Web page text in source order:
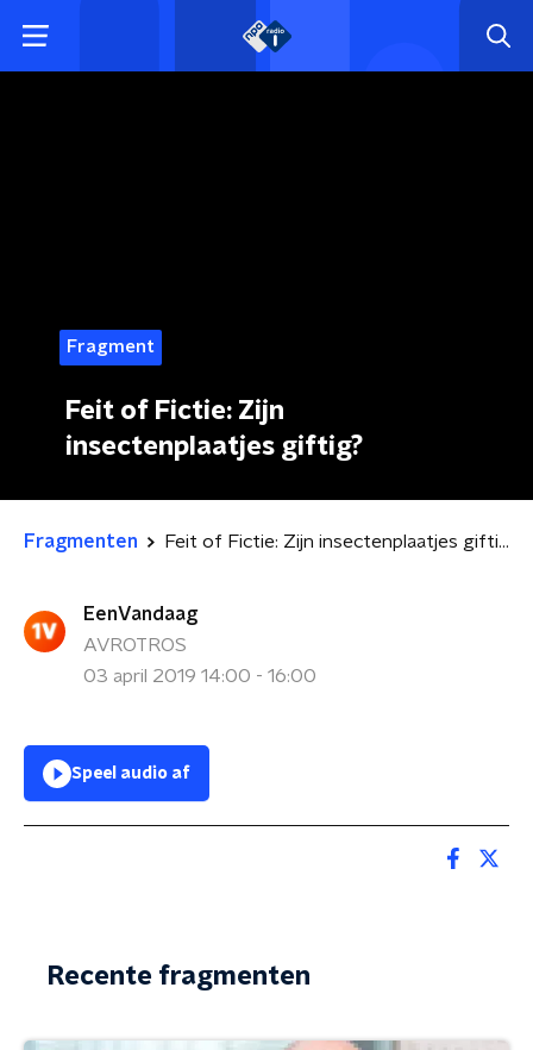
Fragment
Feit of Fictie: Zijn
insectenplaatjes giftig?
Fragmenten Feit of Fictie: Zijn insectenplaatjes giftig?
EenVandaag
AVROTROS
03 april 2019 14:00 - 16:00
Speel audio af
Recente fragmenten